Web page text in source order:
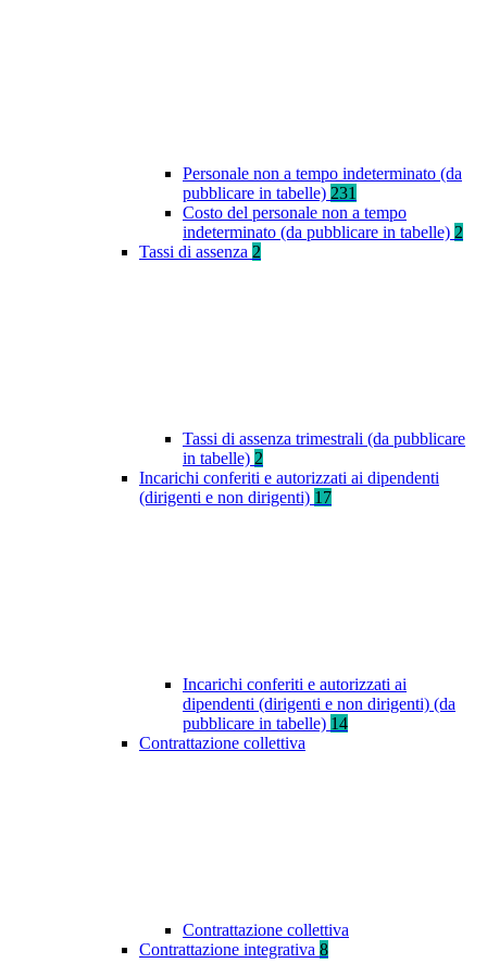
Personale non a tempo indeterminato (da
pubblicare in tabelle) 231
Costo del personale non a tempo
indeterminato (da pubblicare in tabelle) 2
Tassi di assenza 2
Tassi di assenza trimestrali (da pubblicare
in tabelle) 2
Incarichi conferiti e autorizzati ai dipendenti
(dirigenti e non dirigenti) 17
Incarichi conferiti e autorizzati ai
dipendenti (dirigenti e non dirigenti) (da
pubblicare in tabelle) 14
Contrattazione collettiva
Contrattazione collettiva
Contrattazione integrativa 8